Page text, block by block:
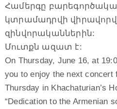
Համերգը
կտրամադրվի
զինվորականներին:
Մուտքն ազատ է:
On Thursday, June 16, at
you to enjoy the next concert
Thursday in Khachaturian’s
“Dedication to the Armenian